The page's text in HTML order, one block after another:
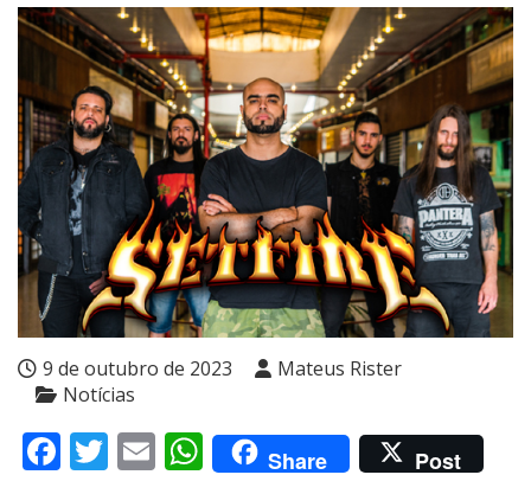
9 de outubro de 2023
Mateus Rister
Notícias
Facebook
Twitter
EmailWhatsApp
Share Post